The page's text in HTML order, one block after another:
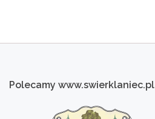
Polecamy www.swierklaniec.pl